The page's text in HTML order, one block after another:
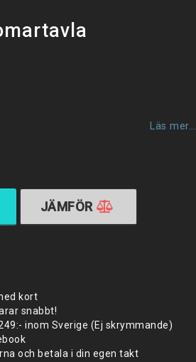
Läs mer...
JÄMFÖR
kort
snabbt!
inom Sverige (Ej skrymmande)
och betala i din egen takt